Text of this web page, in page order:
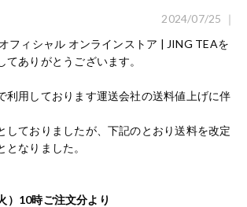
2024/07/25 ｜
フィシャル オンラインストア | JING TEAを
てありがとうございます。
利用しております運送会社の送料値上げに伴
しておりましたが、下記のとおり送料を改定
なりました。
）10時ご注文分より